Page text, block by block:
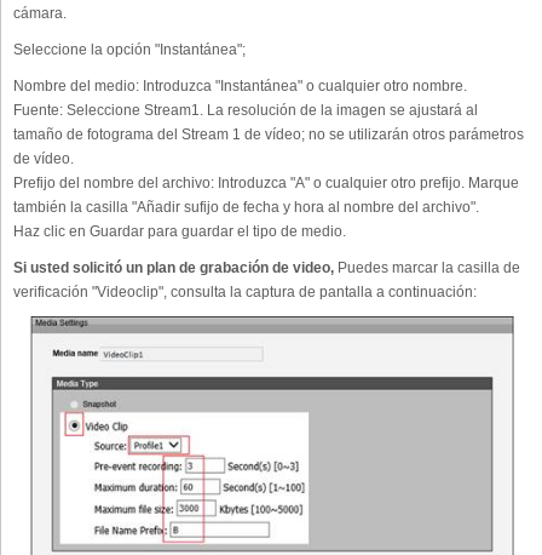
cámara.
Seleccione la opción "Instantánea";
Nombre del medio: Introduzca "Instantánea" o cualquier otro nombre.
Fuente: Seleccione Stream1. La resolución de la imagen se ajustará al
tamaño de fotograma del Stream 1 de vídeo; no se utilizarán otros parámetros
de vídeo.
Prefijo del nombre del archivo: Introduzca "A" o cualquier otro prefijo. Marque
también la casilla "Añadir sufijo de fecha y hora al nombre del archivo".
Haz clic en Guardar para guardar el tipo de medio.
Si usted solicitó un plan de grabación de video, Puedes marcar la casilla de
verificación "Videoclip", consulta la captura de pantalla a continuación: